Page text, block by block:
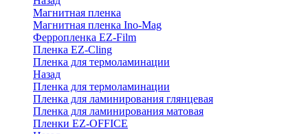
Магнитная пленка
Магнитная пленка Ino-Mag
Ферропленка EZ-Film
Пленка EZ-Cling
Пленка для термоламинации
Назад
Пленка для термоламинации
Пленка для ламинирования глянцевая
Пленка для ламинирования матовая
Пленки EZ-OFFICE